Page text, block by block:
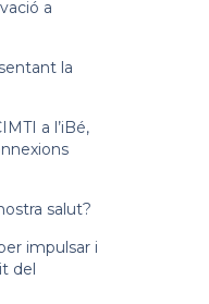
a
la
a l’iBé,
salut?
impulsar i
del